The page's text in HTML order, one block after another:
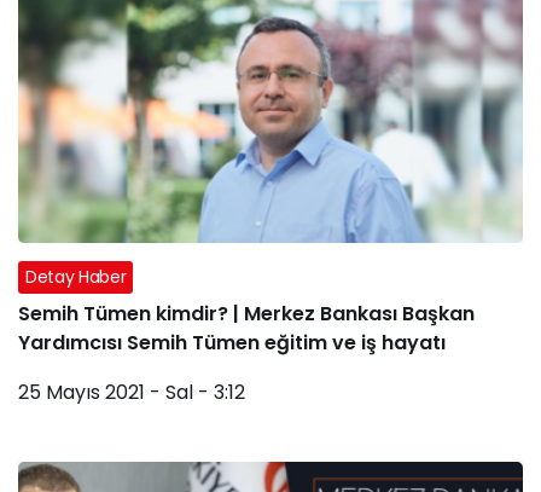
Detay Haber
Semih Tümen kimdir? | Merkez Bankası Başkan
Yardımcısı Semih Tümen eğitim ve iş hayatı
25 Mayıs 2021 - Sal - 3:12